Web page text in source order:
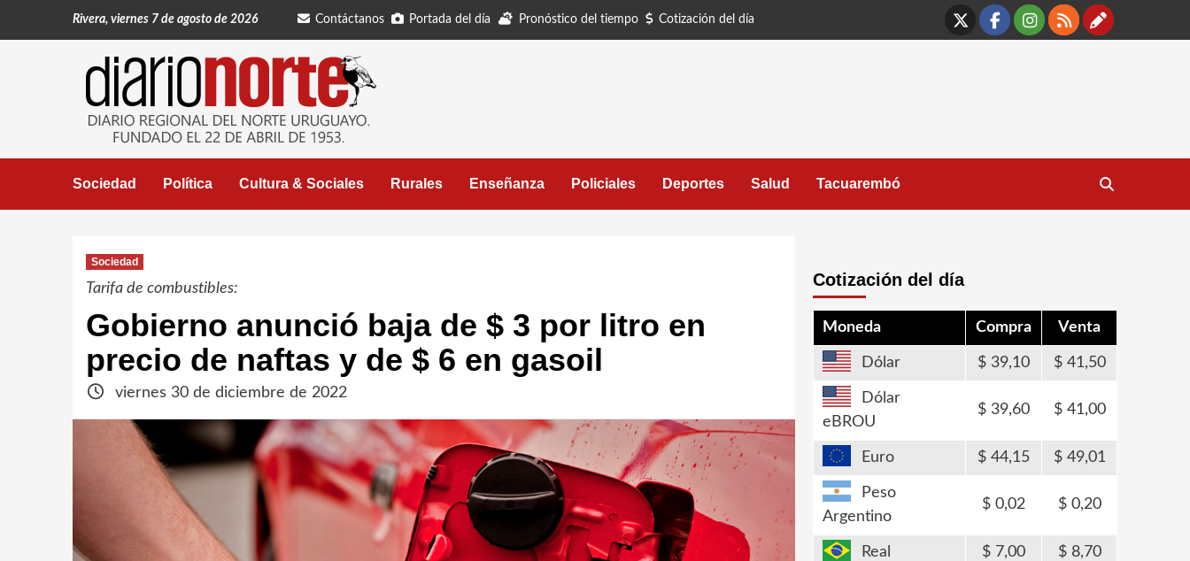
Rivera, viernes 7 de agosto de 2026 Contáctanos Portada del día Pronóstico del tiempo Cotización del día
X Facebook
Instagram
RSS
Sociedad Política Cultura & Sociales Rurales Enseñanza Policiales Deportes Salud Tacuarembó
Sociedad
Tarifa de combustibles:
Gobierno anunció baja de $ 3 por litro en
precio de naftas y de $ 6 en gasoil
viernes 30 de diciembre de 2022
Cotización del día
Moneda Compra Venta
Dólar 39,10 41,50
Dólar
eBROU
39,60 41,00
Euro 44,15 49,01
Peso
Argentino
0,02 0,20
Real 7,00 8,70